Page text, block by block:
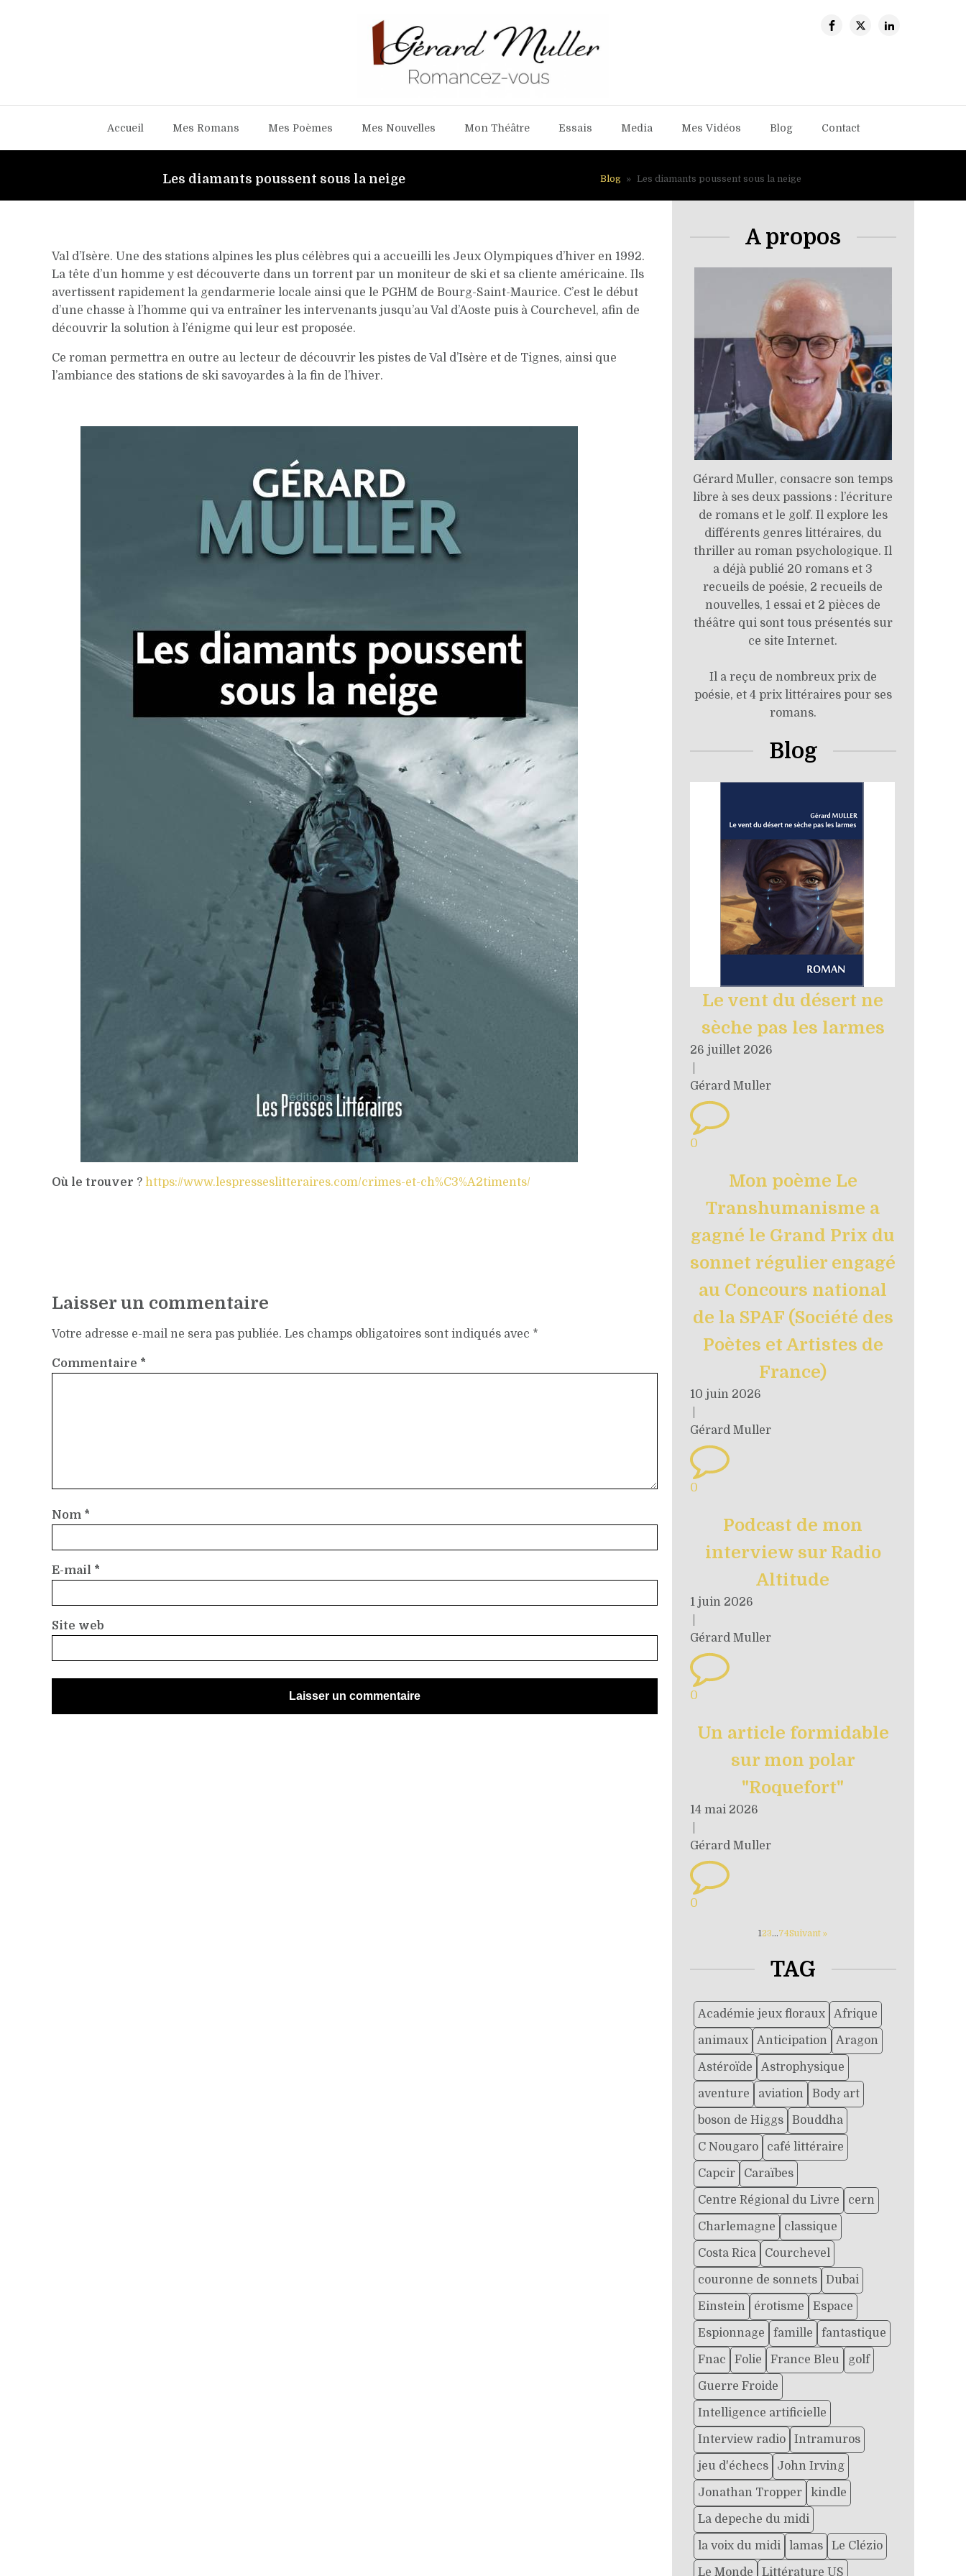
Accueil Mes Romans Mes Poèmes Mes Nouvelles Mon Théâtre Essais Media Mes Vidéos Blog Contact
Les diamants poussent sous la neige Blog » Les diamants poussent sous la neige
Val d’Isère. Une des stations alpines les plus célèbres qui a accueilli les Jeux Olympiques d’hiver en 1992.
La tête d’un homme y est découverte dans un torrent par un moniteur de ski et sa cliente américaine. Ils
avertissent rapidement la gendarmerie locale ainsi que le PGHM de Bourg-Saint-Maurice. C’est le début
d’une chasse à l’homme qui va entraîner les intervenants jusqu’au Val d’Aoste puis à Courchevel, afin de
découvrir la solution à l’énigme qui leur est proposée.
Ce roman permettra en outre au lecteur de découvrir les pistes de Val d’Isère et de Tignes, ainsi que
l’ambiance des stations de ski savoyardes à la fin de l’hiver.
Où le trouver ? https://www.lespresseslitteraires.com/crimes-et-ch%C3%A2timents/
Laisser un commentaire
Votre adresse e-mail ne sera pas publiée. Les champs obligatoires sont indiqués avec *
Commentaire *
Nom *
E-mail *
Site web
A propos
Gérard Muller, consacre son temps
libre à ses deux passions : l’écriture
de romans et le golf. Il explore les
différents genres littéraires, du
thriller au roman psychologique. Il
a déjà publié 20 romans et 3
recueils de poésie, 2 recueils de
nouvelles, 1 essai et 2 pièces de
théâtre qui sont tous présentés sur
ce site Internet.
Il a reçu de nombreux prix de
poésie, et 4 prix littéraires pour ses
romans.
Blog
Le vent du désert ne
sèche pas les larmes
26 juillet 2026
Gérard Muller
0
Mon poème Le
Transhumanisme a
gagné le Grand Prix du
sonnet régulier engagé
au Concours national
de la SPAF (Société des
Poètes et Artistes de
France)
10 juin 2026
Gérard Muller
0
Podcast de mon
interview sur Radio
Altitude
1 juin 2026
Gérard Muller
0
Un article formidable
sur mon polar
"Roquefort"
14 mai 2026
Gérard Muller
0
123…74Suivant »
TAG
Académie jeux floraux Afrique
animaux Anticipation Aragon
Astéroïde Astrophysique
aventure aviation Body art
boson de Higgs Bouddha
C Nougaro café littéraire
Capcir Caraïbes
Centre Régional du Livre cern
Charlemagne classique
Costa Rica Courchevel
couronne de sonnets Dubai
Einstein érotisme Espace
Espionnage famille fantastique
Fnac Folie France Bleu golf
Guerre Froide
Intelligence artificielle
Interview radio Intramuros
jeu d'échecs John Irving
Jonathan Tropper kindle
La depeche du midi
la voix du midi lamas Le Clézio
Le Monde Littérature US